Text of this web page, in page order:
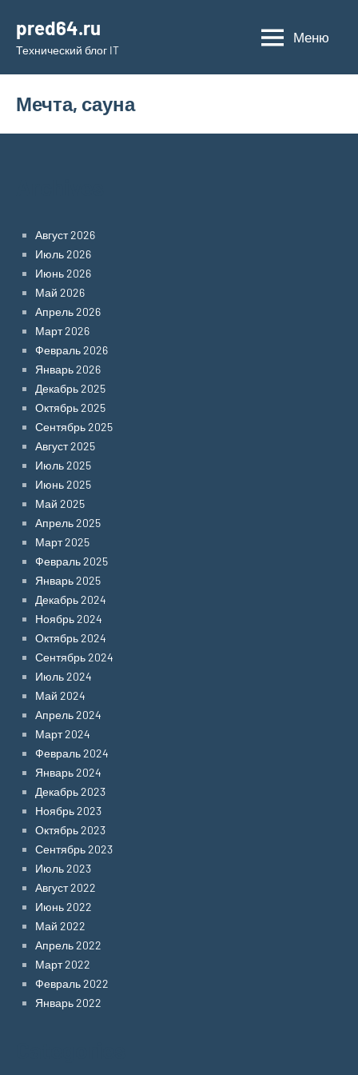
содержимому
pred64.ru
Технический блог IT
Меню
Мечта, сауна
Август 2026
Июль 2026
Июнь 2026
Май 2026
Апрель 2026
Март 2026
Февраль 2026
Январь 2026
Декабрь 2025
Октябрь 2025
Сентябрь 2025
Август 2025
Июль 2025
Июнь 2025
Май 2025
Апрель 2025
Март 2025
Февраль 2025
Январь 2025
Декабрь 2024
Ноябрь 2024
Октябрь 2024
Сентябрь 2024
Июль 2024
Май 2024
Апрель 2024
Март 2024
Февраль 2024
Январь 2024
Декабрь 2023
Ноябрь 2023
Октябрь 2023
Сентябрь 2023
Июль 2023
Август 2022
Июнь 2022
Май 2022
Апрель 2022
Март 2022
Февраль 2022
Январь 2022